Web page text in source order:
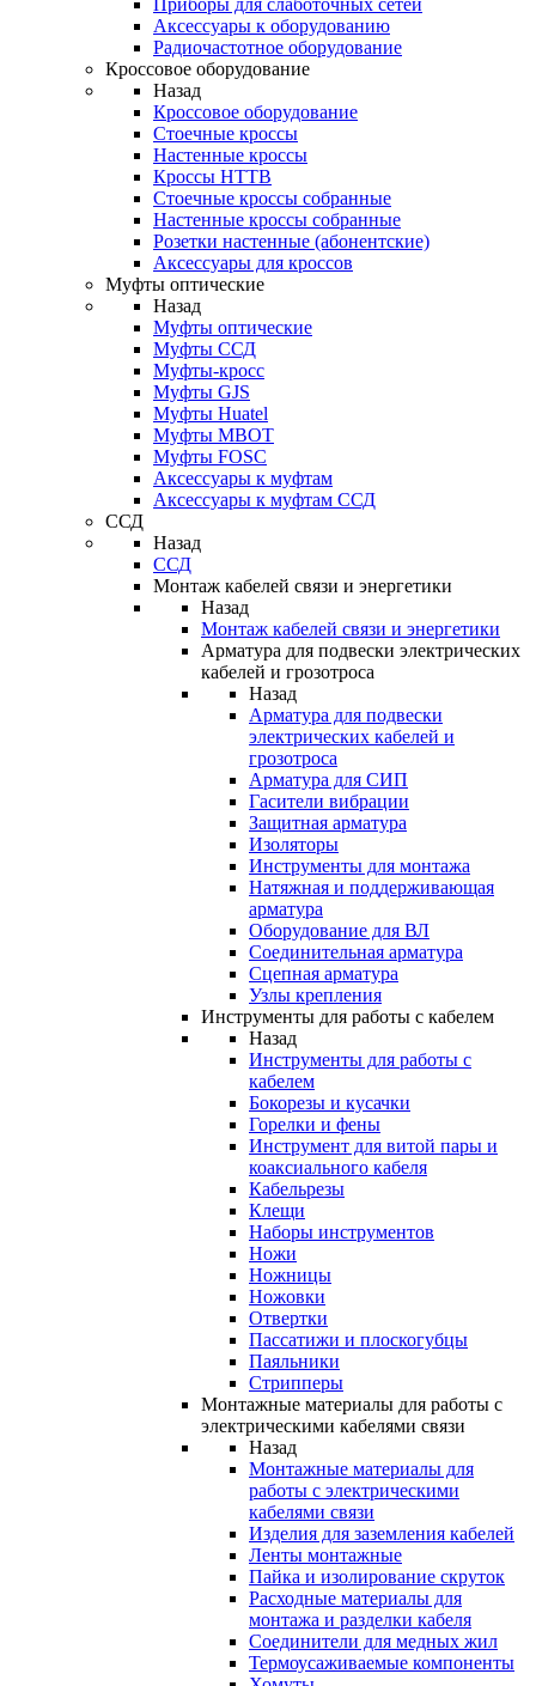
Приборы для слаботочных сетей
Аксессуары к оборудованию
Радиочастотное оборудование
Кроссовое оборудование
Назад
Кроссовое оборудование
Стоечные кроссы
Настенные кроссы
Кроссы HTTB
Стоечные кроссы собранные
Настенные кроссы собранные
Розетки настенные (абонентские)
Аксессуары для кроссов
Муфты оптические
Назад
Муфты оптические
Муфты ССД
Муфты-кросс
Муфты GJS
Муфты Huatel
Муфты МВОТ
Муфты FOSC
Аксессуары к муфтам
Аксессуары к муфтам ССД
ССД
Назад
ССД
Монтаж кабелей связи и энергетики
Назад
Монтаж кабелей связи и энергетики
Арматура для подвески электрических
кабелей и грозотроса
Назад
Арматура для подвески
электрических кабелей и
грозотроса
Арматура для СИП
Гасители вибрации
Защитная арматура
Изоляторы
Инструменты для монтажа
Натяжная и поддерживающая
арматура
Оборудование для ВЛ
Соединительная арматура
Сцепная арматура
Узлы крепления
Инструменты для работы с кабелем
Назад
Инструменты для работы с
кабелем
Бокорезы и кусачки
Горелки и фены
Инструмент для витой пары и
коаксиального кабеля
Кабельрезы
Клещи
Наборы инструментов
Ножи
Ножницы
Ножовки
Отвертки
Пассатижи и плоскогубцы
Паяльники
Стрипперы
Монтажные материалы для работы с
электрическими кабелями связи
Назад
Монтажные материалы для
работы с электрическими
кабелями связи
Изделия для заземления кабелей
Ленты монтажные
Пайка и изолирование скруток
Расходные материалы для
монтажа и разделки кабеля
Соединители для медных жил
Термоусаживаемые компоненты